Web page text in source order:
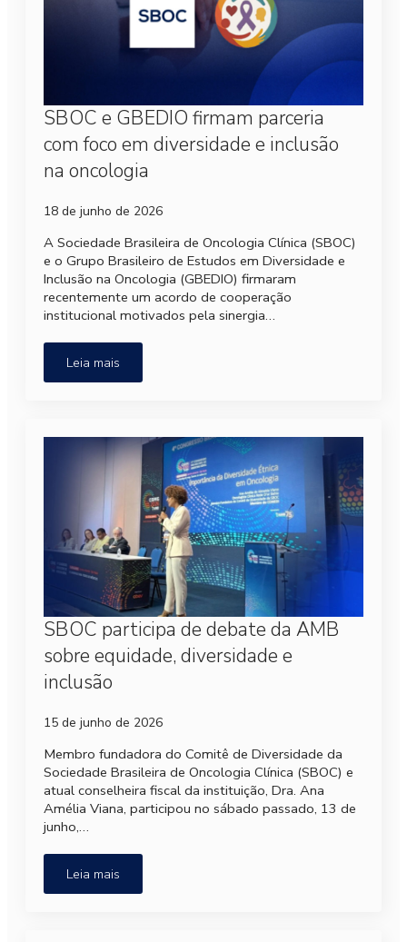
SBOC e GBEDIO firmam parceria
com foco em diversidade e inclusão
na oncologia
18 de junho de 2026
A Sociedade Brasileira de Oncologia Clínica (SBOC)
e o Grupo Brasileiro de Estudos em Diversidade e
Inclusão na Oncologia (GBEDIO) firmaram
recentemente um acordo de cooperação
institucional motivados pela sinergia…
Leia mais
SBOC participa de debate da AMB
sobre equidade, diversidade e
inclusão
15 de junho de 2026
Membro fundadora do Comitê de Diversidade da
Sociedade Brasileira de Oncologia Clínica (SBOC) e
atual conselheira fiscal da instituição, Dra. Ana
Amélia Viana, participou no sábado passado, 13 de
junho,…
Leia mais